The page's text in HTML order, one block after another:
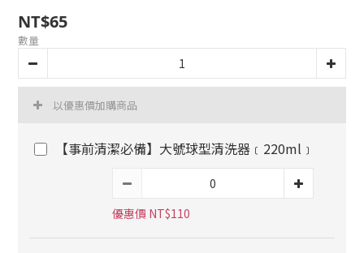
NT$65
數量
以優惠價加購商品
【事前清潔必備】大號球型清洗器﹝220ml﹞
優惠價 NT$110